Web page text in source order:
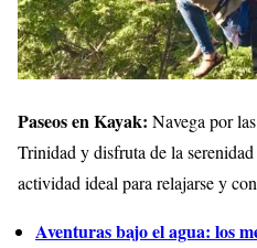
Paseos en Kayak: Navega por
Trinidad y disfruta de la
actividad ideal para relajarse y
Aventuras bajo el agua: los